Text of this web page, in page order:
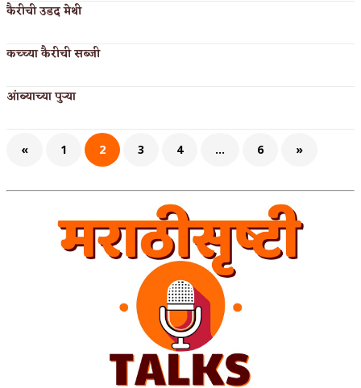
कैरीची उडद मेथी
कच्च्या कैरीची सब्जी
आंब्याच्या पुऱ्या
« 1 2 3 4 … 6 »